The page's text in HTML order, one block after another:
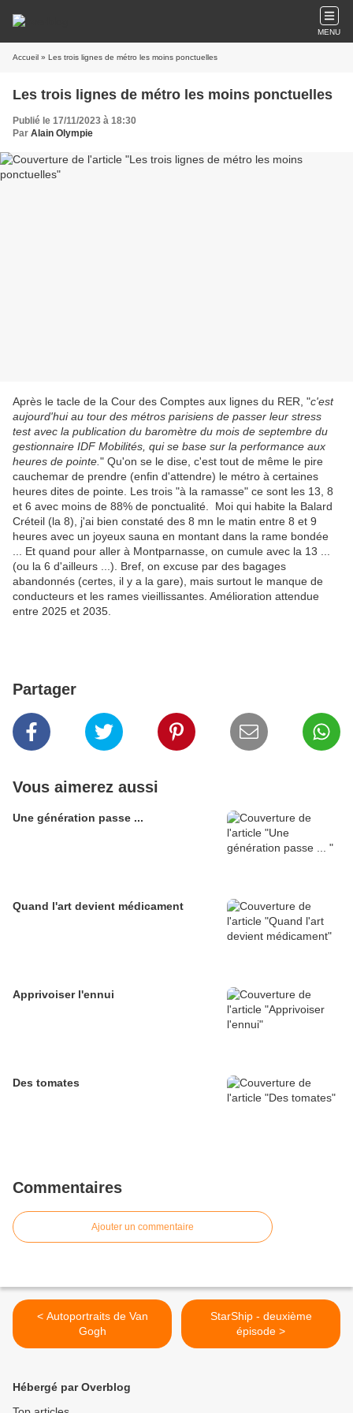
MENU
Accueil » Les trois lignes de métro les moins ponctuelles
Les trois lignes de métro les moins ponctuelles
Publié le 17/11/2023 à 18:30
Par Alain Olympie
Après le tacle de la Cour des Comptes aux lignes du RER, "c'est
aujourd'hui au tour des métros parisiens de passer leur stress
test avec la publication du baromètre du mois de septembre du
gestionnaire IDF Mobilités, qui se base sur la performance aux
heures de pointe. " Qu'on se le dise, c'est tout de même le pire
cauchemar de prendre (enfin d'attendre) le métro à certaines
heures dites de pointe. Les trois "à la ramasse" ce sont les 13, 8
et 6 avec moins de 88% de ponctualité. Moi qui habite la Balard
Créteil (la 8), j'ai bien constaté des 8 mn le matin entre 8 et 9
heures avec un joyeux sauna en montant dans la rame bondée
... Et quand pour aller à Montparnasse, on cumule avec la 13 ...
(ou la 6 d'ailleurs ...). Bref, on excuse par des bagages
abandonnés (certes, il y a la gare), mais surtout le manque de
conducteurs et les rames vieillissantes. Amélioration attendue
entre 2025 et 2035.
Partager
Vous aimerez aussi
Une génération passe ...
Quand l'art devient médicament
Apprivoiser l'ennui
Des tomates
Commentaires
Ajouter un commentaire
< Autoportraits de Van
Gogh
StarShip - deuxième
épisode >
Hébergé par Overblog